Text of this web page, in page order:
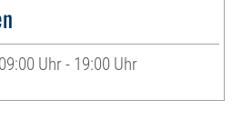
Uhr - 19:00 Uhr